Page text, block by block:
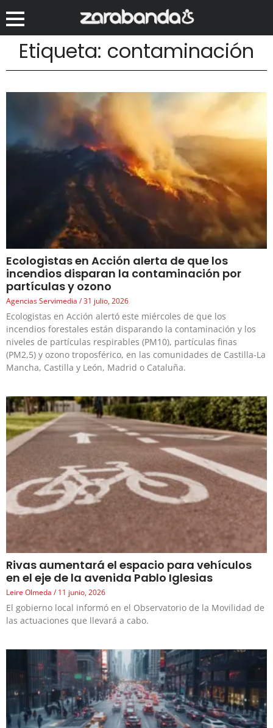
Etiqueta: contaminación
Ecologistas en Acción alerta de que los
incendios disparan la contaminación por
partículas y ozono
Agencias Servimedia 31 julio, 2026
Ecologistas en Acción alertó este miércoles de que los
incendios forestales están disparando la contaminación y los
niveles de partículas respirables (PM10), partículas finas
(PM2,5) y ozono troposférico, en las comunidades de Castilla-La
Mancha, Castilla y León, Madrid o Cataluña.
Rivas aumentará el espacio para vehículos
en el eje de la avenida Pablo Iglesias
Leire Olmeda 11 junio, 2026
El gobierno local informó en el Observatorio de la Movilidad de
las actuaciones que llevará a cabo.